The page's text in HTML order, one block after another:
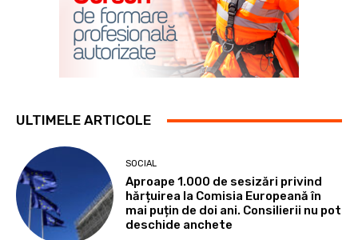
ULTIMELE ARTICOLE
SOCIAL
Aproape 1.000 de sesizări privind
hărțuirea la Comisia Europeană în
mai puțin de doi ani. Consilierii nu pot
deschide anchete